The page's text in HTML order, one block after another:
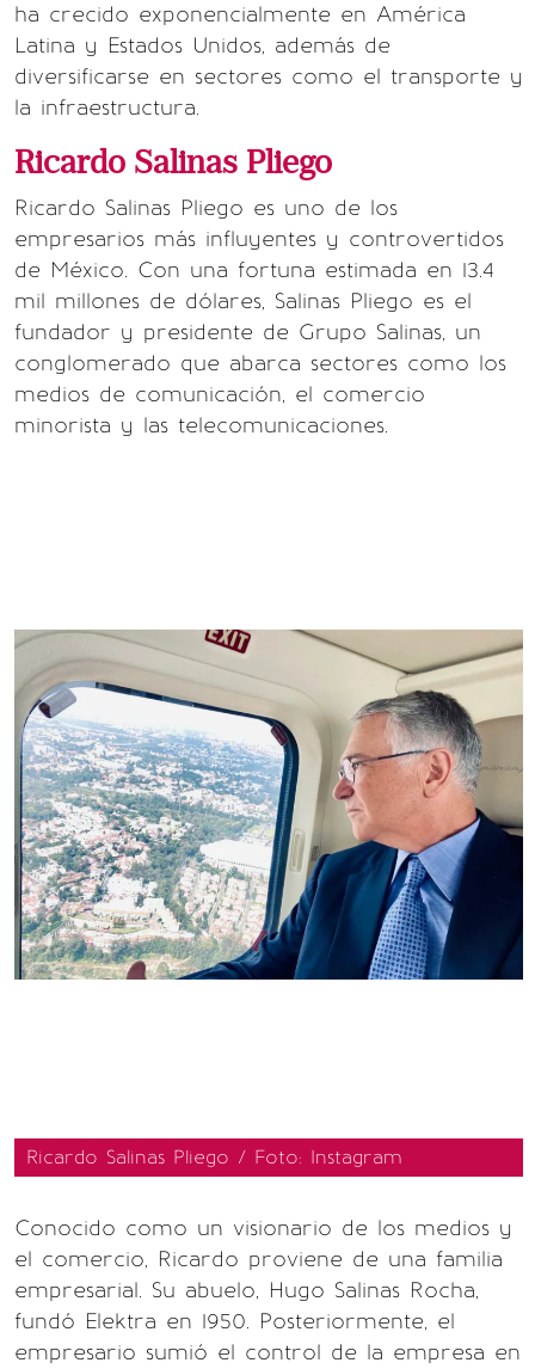
ha crecido exponencialmente en América
Latina y Estados Unidos, además de
diversificarse en sectores como el transporte y
la infraestructura.
Ricardo Salinas Pliego
Ricardo Salinas Pliego es uno de los
empresarios más influyentes y controvertidos
de México. Con una fortuna estimada en 13.4
mil millones de dólares, Salinas Pliego es el
fundador y presidente de Grupo Salinas, un
conglomerado que abarca sectores como los
medios de comunicación, el comercio
minorista y las telecomunicaciones.
Ricardo Salinas Pliego / Foto: Instagram
Conocido como un visionario de los medios y
el comercio, Ricardo proviene de una familia
empresarial. Su abuelo, Hugo Salinas Rocha,
fundó Elektra en 1950. Posteriormente, el
empresario sumió el control de la empresa en